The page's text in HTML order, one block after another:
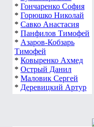
* Рубан Ярослав
* Гончаренко София
* Горюшко Николай
* Савко Анастасия
* Панфилов Тимофей
*Азаров-Кобзарь
Тимофей
* Ковыренко Ахмед
* Острый Данил
* Маловик Сергей